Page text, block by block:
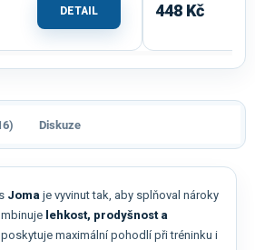
DETAIL 448 Kč
Diskuze
Joma je vyvinut tak, aby splňoval nároky
lehkost, prodyšnost a
maximální pohodlí při tréninku i